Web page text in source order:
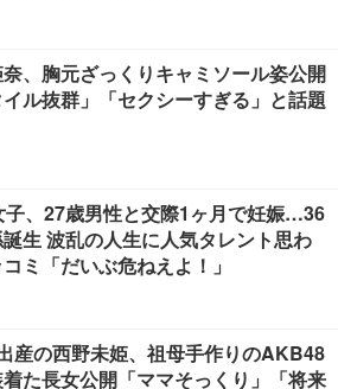
、胸元ざっくりキャミソール姿公開
イル抜群」「セクシーすぎる」と話題
子、27歳男性と交際1ヶ月で妊娠…36
生 波乱の人生に人気タレント思わ
ミ「だいぶ危ねえよ！」
産の西野未姫、祖母手作りのAKB48
た長女公開「ママそっくり」「将来